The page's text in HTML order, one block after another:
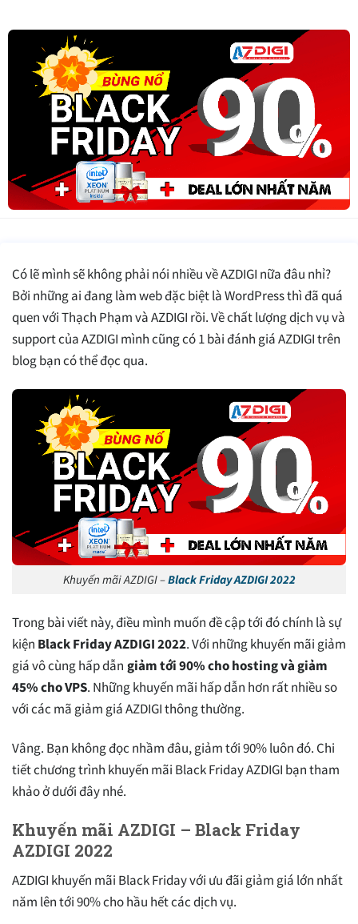
Có lẽ mình sẽ không phải nói nhiều về AZDIGI nữa đâu nhỉ?
Bởi những ai đang làm web đặc biệt là WordPress thì đã quá
quen với Thạch Phạm và AZDIGI rồi. Về chất lượng dịch vụ và
support của AZDIGI mình cũng có 1 bài đánh giá AZDIGI trên
blog bạn có thể đọc qua.
Khuyến mãi AZDIGI –Black Friday AZDIGI 2022
Trong bài viết này, điều mình muốn đề cập tới đó chính là sự
kiện Black Friday AZDIGI 2022. Với những khuyến mãi giảm
giá vô cùng hấp dẫn giảm tới 90% cho hosting và giảm
45% cho VPS. Những khuyến mãi hấp dẫn hơn rất nhiều so
với các mã giảm giá AZDIGI thông thường.
Vâng. Bạn không đọc nhầm đâu, giảm tới 90% luôn đó. Chi
tiết chương trình khuyến mãi Black Friday AZDIGI bạn tham
khảo ở dưới đây nhé.
Khuyến mãi AZDIGI – Black Friday
AZDIGI 2022
AZDIGI khuyến mãi Black Friday với ưu đãi giảm giá lớn nhất
năm lên tới 90% cho hầu hết các dịch vụ.